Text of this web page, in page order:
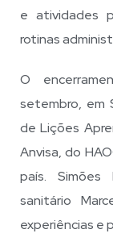
e atividades
rotinas
O
setembro, em
de Lições
Anvisa, do
país.
sanitário
experiências e